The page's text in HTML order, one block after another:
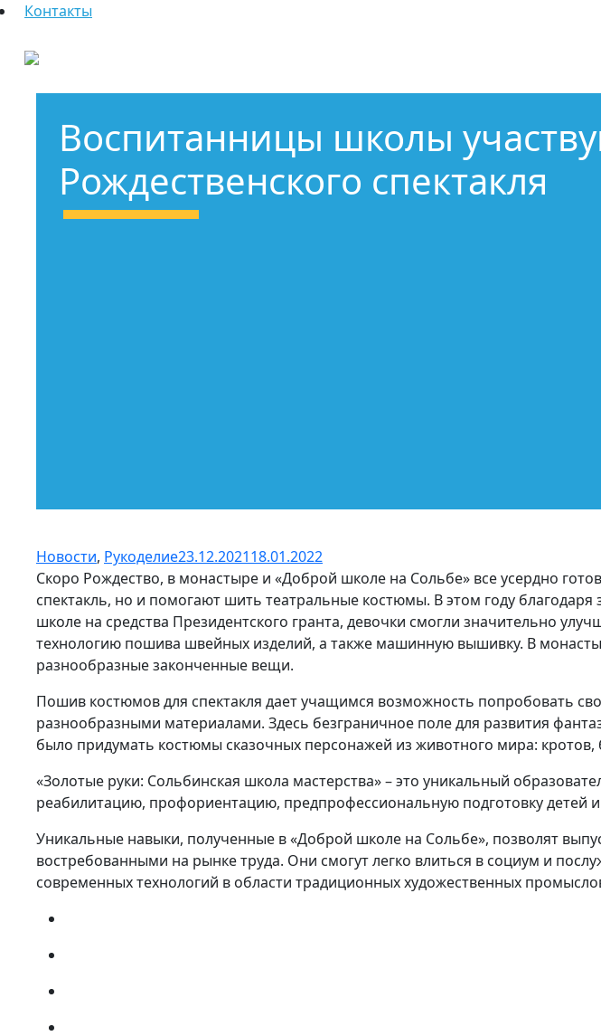
Контакты
Воспитанницы школы
Рождественского спектакля
Новости, Рукоделие23.12.202118.01.2022
Скоро Рождество, в монастыре и «Доброй школе на Сольбе» все усердно
спектакль, но и помогают шить театральные костюмы. В этом году
школе на средства Президентского гранта, девочки смогли значительно
технологию пошива швейных изделий, а также машинную вышивку. В
разнообразные законченные вещи.
Пошив костюмов для спектакля дает учащимся возможность попробовать
разнообразными материалами. Здесь безграничное поле для развития
было придумать костюмы сказочных персонажей из животного мира:
«Золотые руки: Сольбинская школа мастерства» – это уникальный
реабилитацию, профориентацию, предпрофессиональную подготовку детей
Уникальные навыки, полученные в «Доброй школе на Сольбе», позволят
востребованными на рынке труда. Они смогут легко влиться в социум и
современных технологий в области традиционных художественных